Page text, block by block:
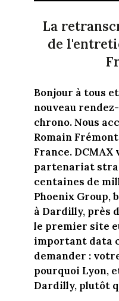
La
de
Bonjour à tous
nouveau
chrono. Nous
Romain
France.
partenariat
centaines de
Phoenix Group,
à Dardilly, près
le premier site
important data
demander :
pourquoi Lyon,
Dardilly, plutôt